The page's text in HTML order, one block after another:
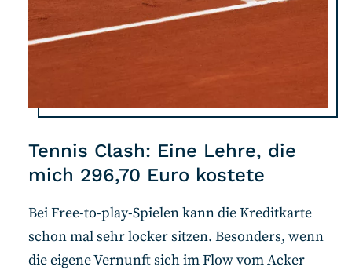
Tennis Clash: Eine Lehre, die
mich 296,70 Euro kostete
Bei Free-to-play-Spielen kann die Kreditkarte
schon mal sehr locker sitzen. Besonders, wenn
die eigene Vernunft sich im Flow vom Acker